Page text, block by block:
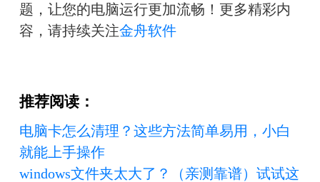
题，让您的电脑运行更加流畅！更多精彩内
容，请持续关注金舟软件
推荐阅读：
电脑卡怎么清理？这些方法简单易用，小白
就能上手操作
windows文件夹太大了？（亲测靠谱）试试这